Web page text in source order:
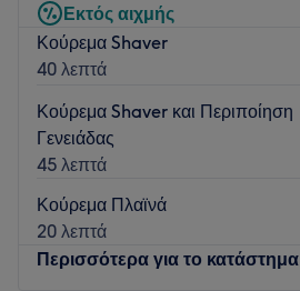
Εκτός αιχμής
Κούρεμα Shaver
40 λεπτά
Κούρεμα Shaver και Περιποίηση
Γενειάδας
45 λεπτά
Κούρεμα Πλαϊνά
20 λεπτά
Περισσότερα για το κατάστημα